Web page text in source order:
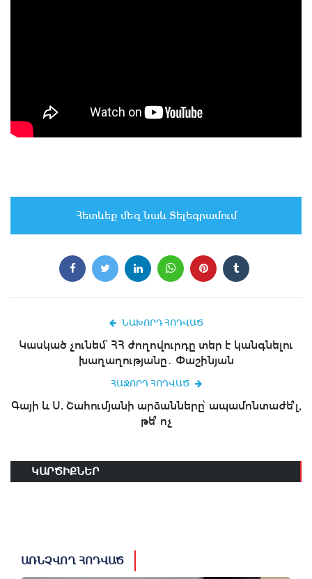
Հետևեք մեզ նաև Տելեգրամում
ՆԱԽՈՐԴ ՀՈԴՎԱԾ
Կասկած չունեմ՝ ՀՀ ժողովուրդը տեր է կանգնելու
խաղաղությանը․ Փաշինյան
ՀԱՋՈՐԴ ՀՈԴՎԱԾ
Գայի և Ս. Շահումյանի արձանները՝ ապամոնտաժե՞լ,
թե՞ ոչ
ԿԱՐԾԻՔՆԵՐ
ԱՌՆՉՎՈՂ ՀՈԴՎԱԾ